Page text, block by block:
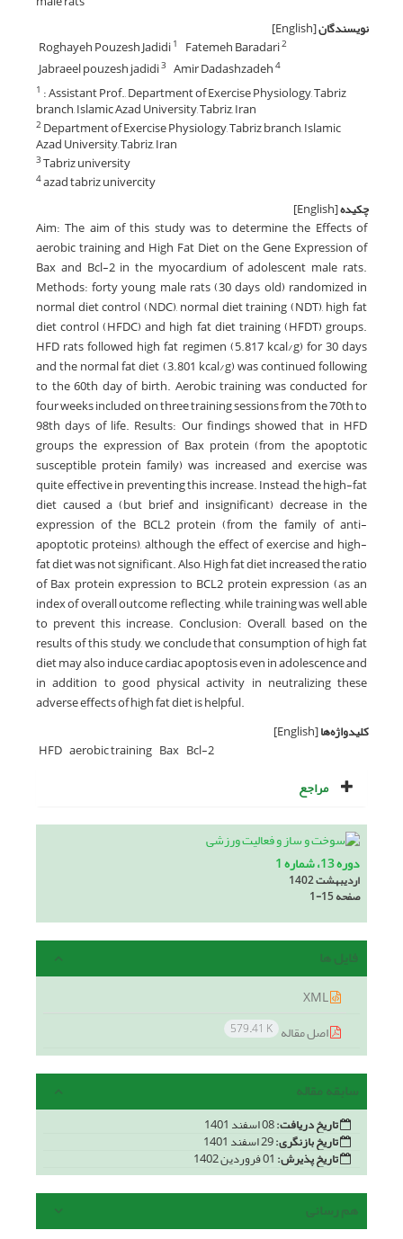
نویسندگان[English]
Roghayeh Pouzesh Jadidi1 Fatemeh Baradari2
Jabraeel pouzesh jadidi3 Amir Dadashzadeh4
1 : Assistant Prof., Department of Exercise Physiology, Tabriz
branch, Islamic Azad University, Tabriz, Iran
2Department of Exercise Physiology, Tabriz branch, Islamic
Azad University, Tabriz, Iran
3Tabriz university
4azad tabriz univercity
چکیده[English]
Aim: The aim of this study was to determine the Effects of
aerobic training and High Fat Diet on the Gene Expression of
Bax and Bcl-2 in the myocardium of adolescent male rats.
Methods: forty young male rats (30 days old) randomized in
normal diet control (NDC), normal diet training (NDT), high fat
diet control (HFDC) and high fat diet training (HFDT) groups.
HFD rats followed high fat regimen (5.817 kcal/g) for 30 days
and the normal fat diet (3.801 kcal/g) was continued following
to the 60th day of birth. Aerobic training was conducted for
four weeks included on three training sessions from the 70th to
98th days of life. Results: Our findings showed that in HFD
groups the expression of Bax protein (from the apoptotic
susceptible protein family) was increased and exercise was
quite effective in preventing this increase. Instead, the high-fat
diet caused a (but brief and insignificant) decrease in the
expression of the BCL2 protein (from the family of anti-
apoptotic proteins), although the effect of exercise and high-
fat diet was not significant. Also, High fat diet increased the ratio
of Bax protein expression to BCL2 protein expression (as an
index of overall outcome reflecting , while training was well able
to prevent this increase. Conclusion: Overall, based on the
results of this study, we conclude that consumption of high fat
diet may also induce cardiac apoptosis even in adolescence and
in addition to good physical activity in neutralizing these
adverse effects of high fat diet is helpful.
کلیدواژه‌ها[English]
HFD aerobic training Bax Bcl-2
مراجع
دوره 13، شماره 1
اردیبهشت 1402
صفحه1-15
فایل ها
اصل مقاله 579.41 K
سابقه مقاله
تاریخ دریافت:
تاریخ بازنگری:
تاریخ پذیرش:
هم رسانی